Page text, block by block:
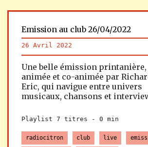
Emission au club 26/04/2022
26 Avril 2022
Une belle émission printanière,
animée et co-animée par
Eric, qui navigue entre univers
musicaux, chansons et
Playlist 7 titres -0 min
radiocitron club live